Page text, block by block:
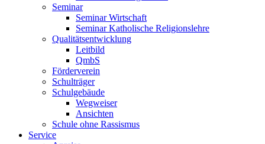
Seminar
Seminar Wirtschaft
Seminar Katholische Religionslehre
Qualitätsentwicklung
Leitbild
QmbS
Förderverein
Schulträger
Schulgebäude
Wegweiser
Ansichten
Schule ohne Rassismus
Service